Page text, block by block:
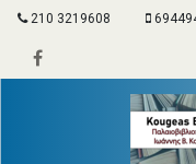
210 3219608